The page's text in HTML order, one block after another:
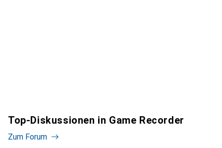
Top-Diskussionen in Game Recorder
Zum Forum